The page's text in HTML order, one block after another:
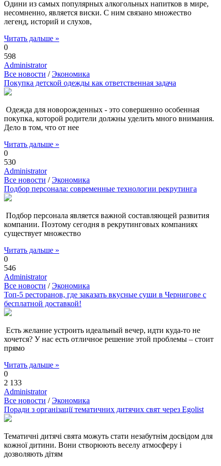
Одини из самых популярных алкогольных напитков в мире,
несомненно, является виски. С ним связано множество
легенд, историй и слухов,
Читать дальше »
0
598
Administrator
Все новости /Экономика
Покупка детской одежды как ответственная задача
Одежда для новорожденных - это совершенно особенная
покупка, которой родители должны уделить много внимания.
Дело в том, что от нее
Читать дальше »
0
530
Administrator
Все новости /Экономика
Подбор персонала: современные технологии рекрутинга
Подбор персонала является важной составляющей развития
компании. Поэтому сегодня в рекрутинговых компаниях
существует множество
Читать дальше »
0
546
Administrator
Все новости /Экономика
Топ-5 ресторанов, где заказать вкусные суши в Чернигове с
бесплатной доставкой!
Есть желание устроить идеальный вечер, идти куда-то не
хочется? У нас есть отличное решение этой проблемы – стоит
прямо
Читать дальше »
0
2 133
Administrator
Все новости /Экономика
Поради з організації тематичних дитячих свят через Egolist
Тематичні дитячі свята можуть стати незабутнім досвідом для
кожної дитини. Вони створюють веселу атмосферу і
дозволяють дітям